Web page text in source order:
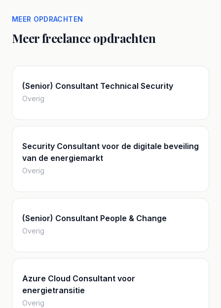
MEER OPDRACHTEN
Meer freelance opdrachten
(Senior) Consultant Technical Security
Overig
Security Consultant voor de digitale beveiling
van de energiemarkt
Overig
(Senior) Consultant People & Change
Overig
Azure Cloud Consultant voor
energietransitie
Overig